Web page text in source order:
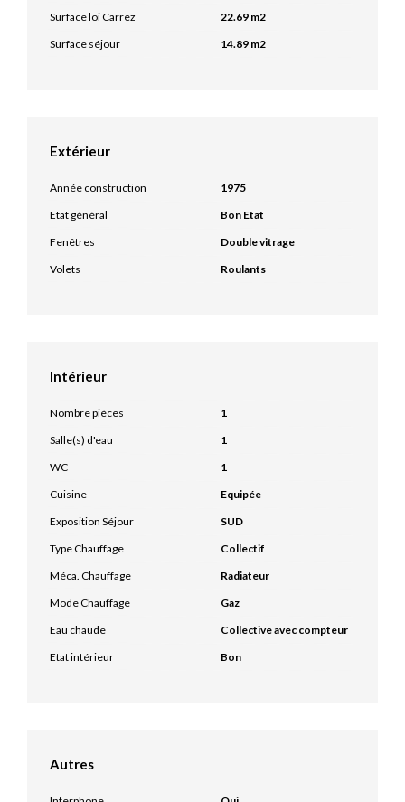
Surface loi Carrez
22.69 m2
Surface séjour
14.89 m2
Extérieur
Année construction
1975
Etat général
Bon Etat
Fenêtres
Double vitrage
Volets
Roulants
Intérieur
Nombre pièces
1
Salle(s) d'eau
1
WC
1
Cuisine
Equipée
Exposition Séjour
SUD
Type Chauffage
Collectif
Méca. Chauffage
Radiateur
Mode Chauffage
Gaz
Eau chaude
Collective avec compteur
Etat intérieur
Bon
Autres